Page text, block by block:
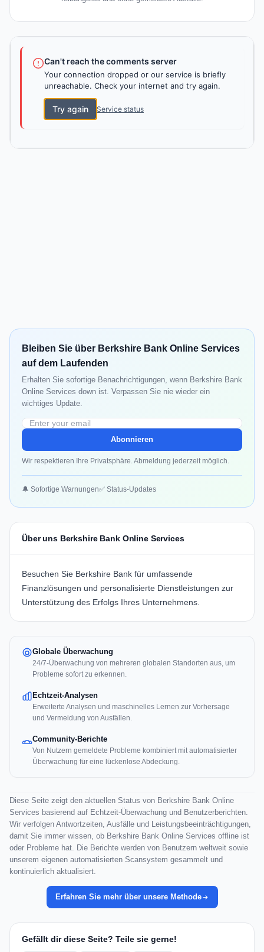
Can't reach the comments server
Your connection dropped or our service is briefly
unreachable. Check your internet and try again.
Try again Service status
Bleiben Sie über Berkshire Bank Online Services
auf dem Laufenden
Erhalten Sie sofortige Benachrichtigungen, wenn Berkshire Bank
Online Services down ist. Verpassen Sie nie wieder ein
wichtiges Update.
Abonnieren
Wir respektieren Ihre Privatsphäre. Abmeldung jederzeit möglich.
🔔 Sofortige Warnungen✅ Status-Updates
Über uns Berkshire Bank Online Services
Besuchen Sie Berkshire Bank für umfassende
Finanzlösungen und personalisierte Dienstleistungen zur
Unterstützung des Erfolgs Ihres Unternehmens.
Globale Überwachung
24/7-Überwachung von mehreren globalen Standorten aus, um
Probleme sofort zu erkennen.
Echtzeit-Analysen
Erweiterte Analysen und maschinelles Lernen zur Vorhersage
und Vermeidung von Ausfällen.
Community-Berichte
Von Nutzern gemeldete Probleme kombiniert mit automatisierter
Überwachung für eine lückenlose Abdeckung.
Diese Seite zeigt den aktuellen Status von Berkshire Bank Online
Services basierend auf Echtzeit-Überwachung und Benutzerberichten.
Wir verfolgen Antwortzeiten, Ausfälle und Leistungsbeeinträchtigungen,
damit Sie immer wissen, ob Berkshire Bank Online Services offline ist
oder Probleme hat. Die Berichte werden von Benutzern weltweit sowie
unserem eigenen automatisierten Scansystem gesammelt und
kontinuierlich aktualisiert.
Erfahren Sie mehr über unsere Methode
Gefällt dir diese Seite? Teile sie gerne!